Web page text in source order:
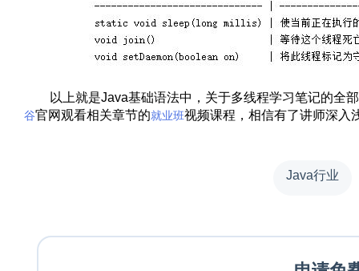
以上就是Java基础语法中，关于多线程学习笔记的全
谷官网观看相关章节的就业班视频课程，相信有了讲师深入
Java行业